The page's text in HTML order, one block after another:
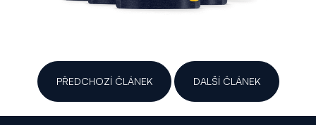
PŘEDCHOZÍ ČLÁNEK DALŠÍ ČLÁNEK